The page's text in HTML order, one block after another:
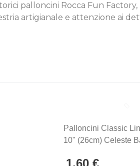
palloncini Rocca Fun
artigianale e attenzione ai
Palloncini Classic
10" (26cm) Celeste
1,60 €